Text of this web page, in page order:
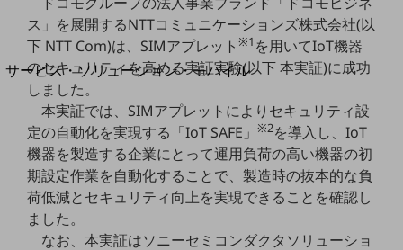
別ウィンドウで開きます
サービス・ソリューション・モバイル
サービス・ソリューションTOP
DXに関する課題を解決する
サービス・ソリューションをご紹介
カテゴリーで探す
カテゴリーで探すTOP
ネットワーク・モバイル
クラウド・データセンター
ス」を展開するNTTコミュニケーションズ株式会社(以
下 NTT Com)は、SIMアプレット※1 を用いてIoT機器
のセキュリティを高める実証実験(以下 本実証)に成功
しました。
本実証では、SIMアプレットによりセキュリティ設
定の自動化を実現する「IoT SAFE」※2を導入し、IoT
機器を製造する企業にとって運用負荷の高い機器の初
期設定作業を自動化することで、製造時の抜本的な負
荷低減とセキュリティ向上を実現できることを確認し
ました。
なお、本実証はソニーセミコンダクタソリューショ